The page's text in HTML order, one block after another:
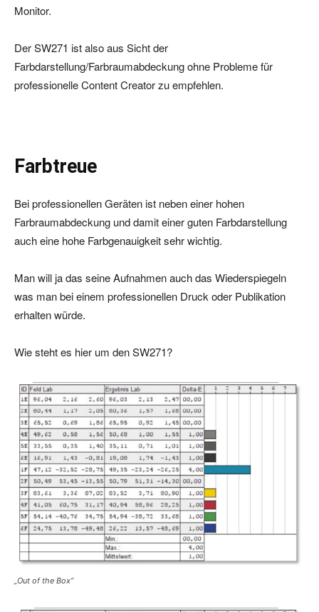
Monitor.
Der SW271 ist also aus Sicht der
Farbdarstellung/Farbraumabdeckung ohne Probleme für
professionelle Content Creator zu empfehlen.
Farbtreue
Bei professionellen Geräten ist neben einer hohen
Farbraumabdeckung und damit einer guten Farbdarstellung
auch eine hohe Farbgenauigkeit sehr wichtig.
Man will ja das seine Aufnahmen auch das Wiederspiegeln
was man bei einem professionellen Druck oder Publikation
erhalten würde.
Wie steht es hier um den SW271?
„Out of the Box“